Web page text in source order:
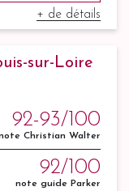
+ de détails
sur-Loire
92-93/100
Christian Walter
92/100
note guide Parker